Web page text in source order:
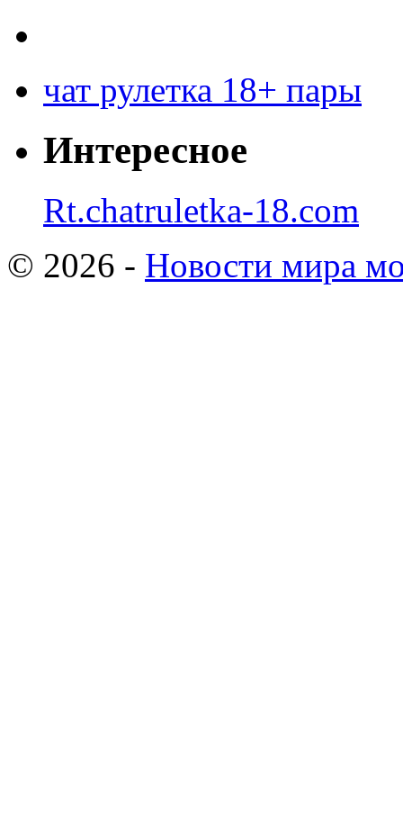
чат рулетка 18+ пары
Интересное
Rt.chatruletka-18.com
© 2026 - Новости мира